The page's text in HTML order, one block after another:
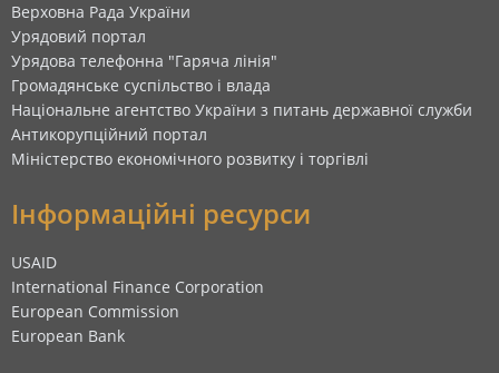
Верховна Рада України
Урядовий портал
Урядова телефонна "Гаряча лінія"
Громадянське суспільство і влада
Національне агентство України з питань державної служби
Антикорупційний портал
Міністерство економічного розвитку і торгівлі
Інформаційні ресурси
USAID
International Finance Corporation
European Commission
European Bank